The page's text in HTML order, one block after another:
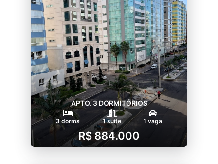
APTO. 3 DORMITÓRIOS
3 dorms 1 suíte 1 vaga
R$ 884.000